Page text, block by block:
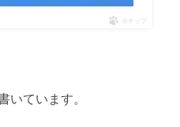
ポチップ
いています。